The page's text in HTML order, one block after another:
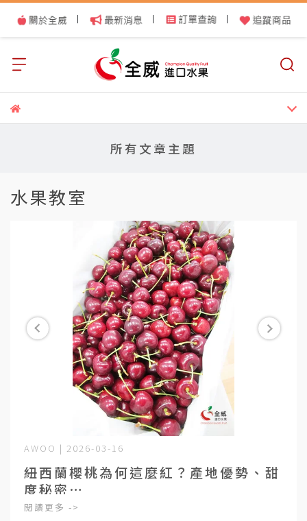
| | |
所有文章主題
水果教室
AWOO | 2026-03-16
紐西蘭櫻桃為何這麼紅？產地優勢、甜
度秘密⋯
閱讀更多 ->